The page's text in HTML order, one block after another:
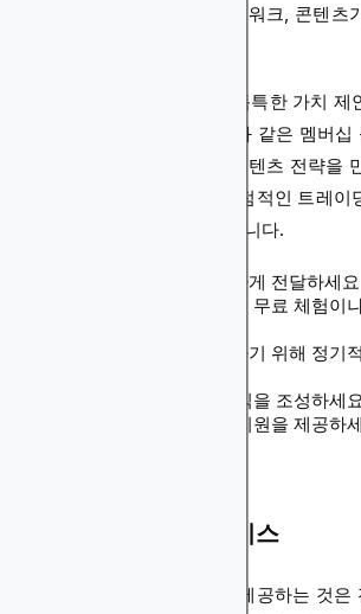
틈새 전문 사이트, 전문 네트워크, 콘텐츠
멤버십으로 수익화하려면 독특한 가치 제
MemberPress나 Patreon과 같은 멤버십
며, 프리미엄 제품을 위한 콘텐츠 전략을
로그는 유료 구독자에게 독점적인 트레
석 보고서를 제공할 수 있습니다.
멤버십의 혜택을 명확하게 전달하세요
사용자를 유치하기 위해 무료 체험이
구독자의 관심을 유지하기 위해 정기
멤버들 간의 공동체 의식을 조성하세
우수한 고객 서비스와 지원을 제공하
7. 컨설팅 및 코칭 서비스
컨설팅이나 코칭 서비스를 제공하는 것은